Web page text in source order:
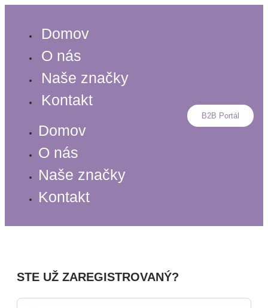
Preskočiť
Domov
O nás
Naše značky
Kontakt
Domov
O nás
Naše značky
Kontakt
B2B Portál
STE UŽ ZAREGISTROVANÝ?